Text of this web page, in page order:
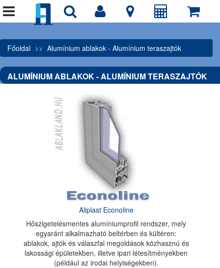
Főoldal Alumínium ablakok - Alumínium teraszajtók
ALUMÍNIUM ABLAKOK - ALUMÍNIUM TERASZAJTÓK
Aliplast Econoline
Hőszigetelésmentes alumíniumprofil rendszer, mely
egyaránt alkalmazható beltérben és kültéren:
ablakok, ajtók és válaszfal megoldások közhasznú és
lakossági épületekben, illetve ipari létesítményekben
(például az irodai helyiségekben).